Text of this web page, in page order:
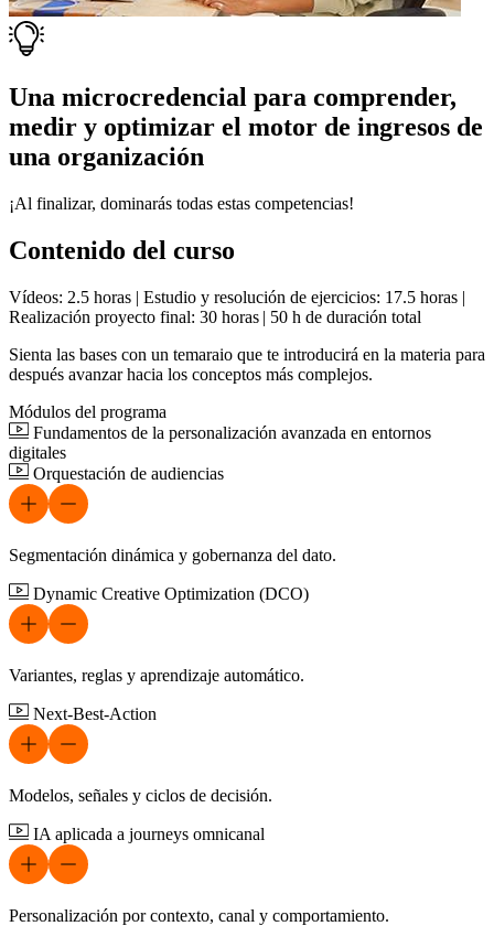
Una microcredencial para comprender,
medir y optimizar el motor de ingresos de
una organización
¡Al finalizar, dominarás todas estas competencias!
Contenido del curso
Vídeos: 2.5 horas | Estudio y resolución de ejercicios: 17.5 horas |
Realización proyecto final: 30 horas | 50 h de duración total
Sienta las bases con un temaraio que te introducirá en la materia para
después avanzar hacia los conceptos más complejos.
Módulos del programa
Fundamentos de la personalización avanzada en entornos
digitales
Orquestación de audiencias
Segmentación dinámica y gobernanza del dato.
Dynamic Creative Optimization (DCO)
Variantes, reglas y aprendizaje automático.
Next-Best-Action
Modelos, señales y ciclos de decisión.
IA aplicada a journeys omnicanal
Personalización por contexto, canal y comportamiento.